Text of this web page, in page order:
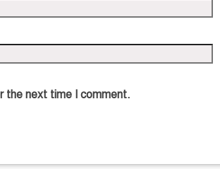
the next time I comment.